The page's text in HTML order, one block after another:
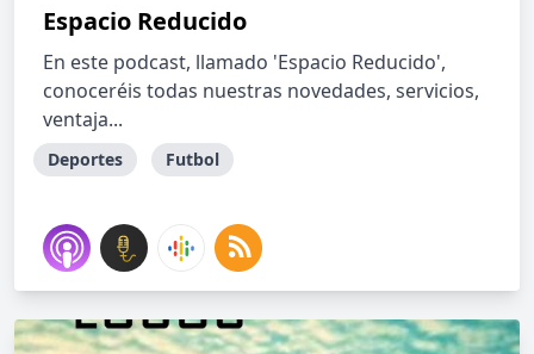
Espacio Reducido
En este podcast, llamado 'Espacio Reducido',
conoceréis todas nuestras novedades, servicios,
ventaja...
Deportes Futbol